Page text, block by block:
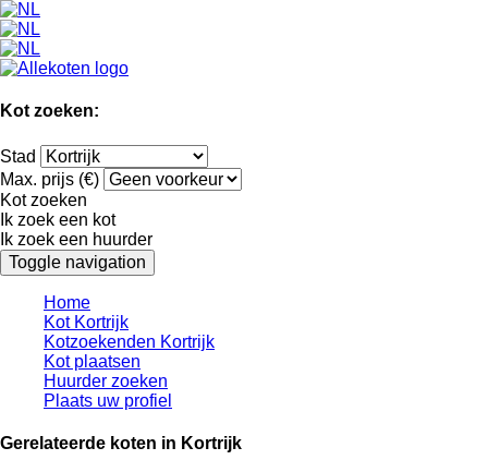
Kot zoeken:
Stad
Max. prijs (€)
Kot zoeken
Ik zoek een kot
Ik zoek een huurder
Toggle navigation
Home
Kot Kortrijk
Kotzoekenden Kortrijk
Kot plaatsen
Huurder zoeken
Plaats uw profiel
Gerelateerde koten in Kortrijk